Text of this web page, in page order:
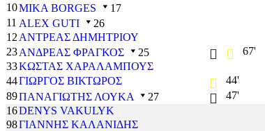
10MIKA BORGES
17
11 ALEX GUTI
26
12 ΑΝΤΡΕΑΣ ΔΗΜΗΤΡΙΟΥ
23ΑΝΔΡΕΑΣ ΦΡΑΓΚΟΣ 25
67'
33ΚΩΣΤΑΣ ΧΑΡΑΛΑΜΠΟΥΣ
44ΓΙΩΡΓΟΣ ΒΙΚΤΩΡΟΣ
44'
89ΠΑΝΑΓΙΩΤΗΣ ΛΟΥΚΑ 27
47'
16DENYS VAKULYK
98ΓΙΑΝΝΗΣ ΚΑΛΑΝΙΔΗΣ